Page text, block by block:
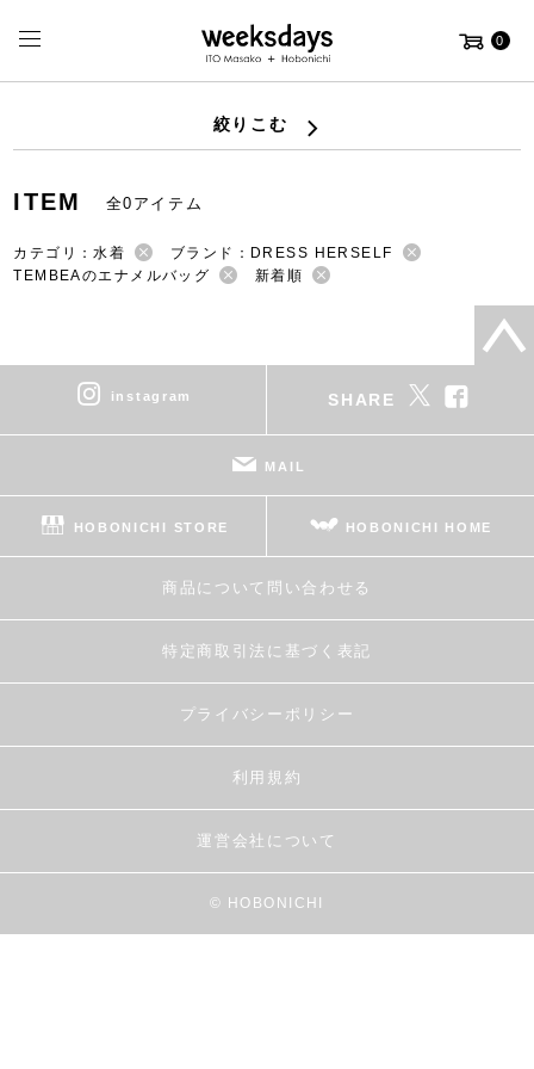
0
絞りこむ
ITEM 全0アイテム
カテゴリ：水着
ブランド：DRESS HERSELF
TEMBEAのエナメルバッグ
新着順
instagram SHARE
MAIL
HOBONICHI STORE HOBONICHI HOME
商品について問い合わせる
特定商取引法に基づく表記
プライバシーポリシー
利用規約
運営会社について
© HOBONICHI